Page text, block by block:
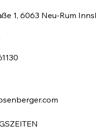
1, 6063 Neu-Rum